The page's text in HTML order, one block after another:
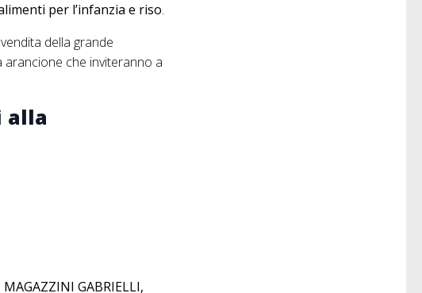
per l’infanzia e riso.
della grande
che inviteranno a
alla
MAGAZZINI GABRIELLI,